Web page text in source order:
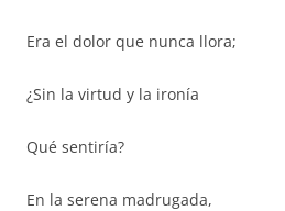
Era el dolor que nunca llora;
¿Sin la virtud y la ironía
Qué sentiría?
En la serena madrugada,